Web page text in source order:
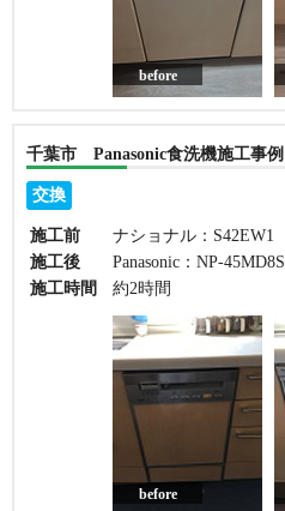
before
千葉市 Panasonic食洗機施工事例
交換
施工前
ナショナル：S42EW1
施工後
Panasonic：NP-45MD8S
施工時間
約2時間
before